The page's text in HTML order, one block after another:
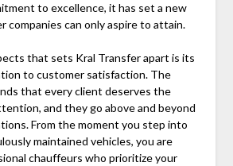
to excellence, it has set a new
companies can only aspire to attain.
that sets Kral Transfer apart is its
to customer satisfaction. The
that every client deserves the
and they go above and beyond
From the moment you step into
maintained vehicles, you are
chauffeurs who prioritize your